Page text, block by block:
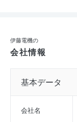
伊藤電機の
会社情報
基本データ
会社名